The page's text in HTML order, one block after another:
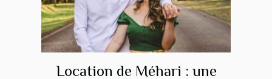
Location de Méhari : une